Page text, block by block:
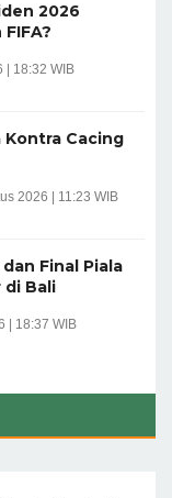
2026
| 18:32 WIB
Kontra Cacing
2026 | 11:23 WIB
Final Piala
di Bali
| 18:37 WIB